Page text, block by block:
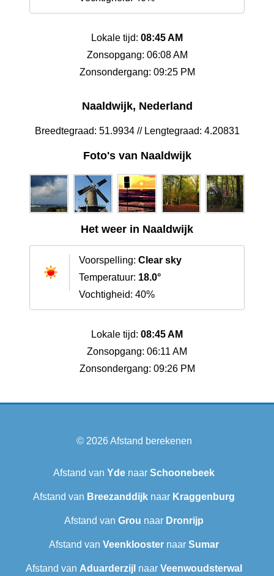
Lokale tijd: 08:45 AM
Zonsopgang: 06:08 AM
Zonsondergang: 09:25 PM
Naaldwijk, Nederland
Breedtegraad: 51.9934 // Lengtegraad: 4.20831
Foto's van Naaldwijk
Het weer in Naaldwijk
Voorspelling: Clear sky
Temperatuur: 18.0°
Vochtigheid: 40%
Lokale tijd: 08:45 AM
Zonsopgang: 06:11 AM
Zonsondergang: 09:26 PM
© 2026Afstand berekenen
Afstand van Yde naar Schoonebeek
Afstand van Breezanddijk naar Kraggenburg
Afstand van Grou naar Dronrijp
Afstand van Veenklooster naar Sumar
Afstand van Aduarderzijl naar Veenwoudsterwal